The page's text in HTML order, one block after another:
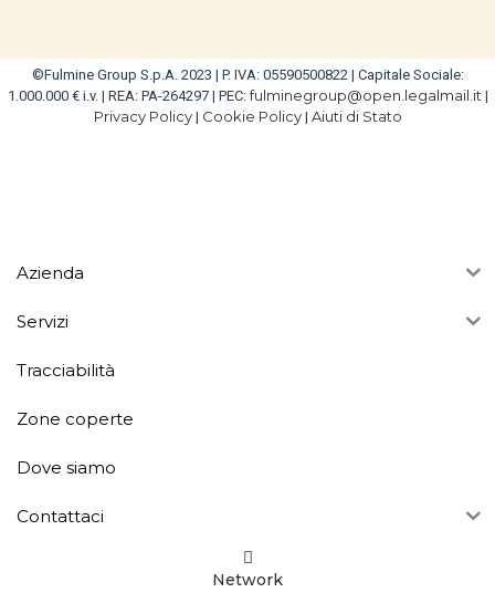
©Fulmine Group S.p.A. 2023 | P. IVA: 05590500822 | Capitale Sociale:
1.000.000 € i.v. | REA: PA-264297 | PEC:fulminegroup@open.legalmail.it|
Privacy Policy| Cookie Policy| Aiuti di Stato
Azienda
Servizi
Tracciabilità
Zone coperte
Dove siamo
Contattaci
Network